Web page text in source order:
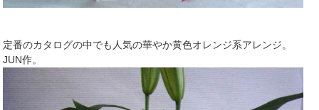
定番のカタログの中でも人気の華やか黄色オレンジ系アレンジ。
JUN作。